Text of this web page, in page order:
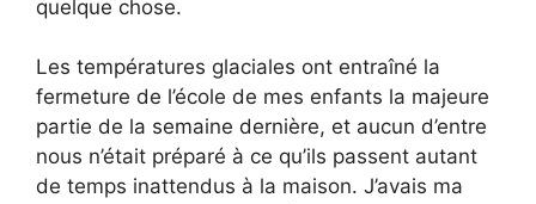
quelque chose.
Les températures glaciales ont entraîné la
fermeture de l’école de mes enfants la majeure
partie de la semaine dernière, et aucun d’entre
nous n’était préparé à ce qu’ils passent autant
de temps inattendus à la maison. J’avais ma